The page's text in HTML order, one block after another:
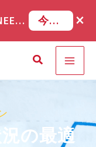
BEYOND THE DASHBOARD: ENGINEERING SOFTWARE IN SERVICENOW WEBINAR 今すぐ登録 ×
検
の最適